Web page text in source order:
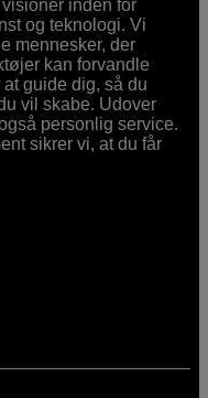
inden for
og teknologi. Vi
mennesker, der
kan forvandle
guide dig, så du
vil skabe. Udover
personlig service.
sikrer vi, at du får